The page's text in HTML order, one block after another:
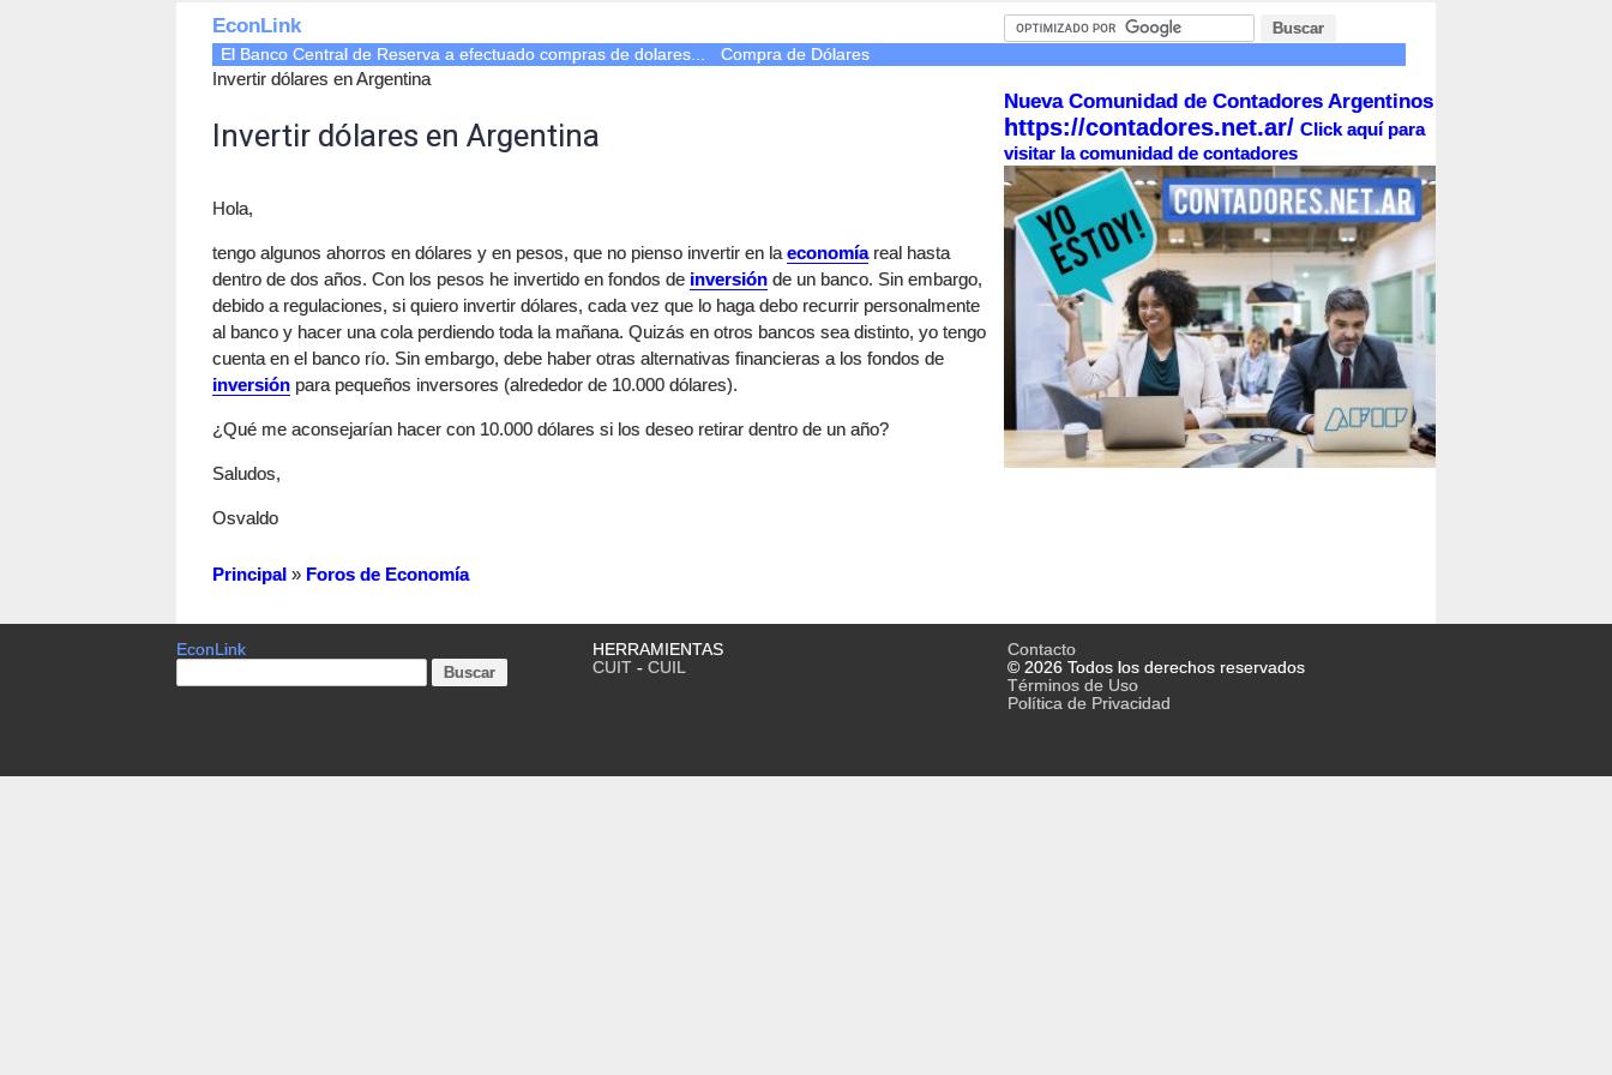
EconLink
El Banco Central de Reserva a efectuado compras de dolares... Compra de Dólares
Invertir dólares en Argentina
Invertir dólares en Argentina
Hola,
tengo algunos ahorros en dólares y en pesos, que no pienso invertir en la economíareal hasta
dentro de dos años. Con los pesos he invertido en fondos de inversión de un banco. Sin embargo,
debido a regulaciones, si quiero invertir dólares, cada vez que lo haga debo recurrir personalmente
al banco y hacer una cola perdiendo toda la mañana. Quizás en otros bancos sea distinto, yo tengo
cuenta en el banco río. Sin embargo, debe haber otras alternativas financieras a los fondos de
inversión para pequeños inversores (alrededor de 10.000 dólares).
¿Qué me aconsejarían hacer con 10.000 dólares si los deseo retirar dentro de un año?
Saludos,
Osvaldo
Principal » Foros de Economía
Nueva Comunidad de Contadores Argentinos
https://contadores.net.ar/ Click aquí para
visitar la comunidad de contadores
EconLink
HERRAMIENTAS
CUIT- CUIL
Contacto
© 2026 Todos los derechos reservados
Términos de Uso
Política de Privacidad